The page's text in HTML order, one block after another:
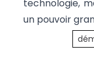
technologie,
un pouvoir